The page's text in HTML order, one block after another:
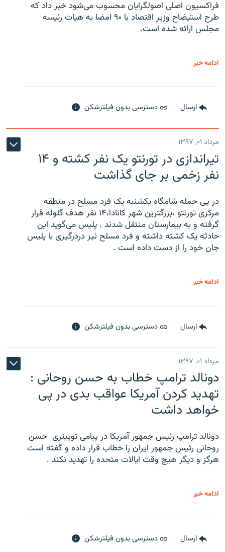
فراکسیون اصلی اصولگرایان محسوب می‌شود خبر داد که
طرح استیضاح وزیر اقتصاد با ۹۰ امضا به هیات رئیسه
مجلس ارائه شده است.
ادامه خبر
ارسال دسترسی بدون فیلترشکن
مرداد ۰۱, ۱۳۹۷
تیراندازی در تورنتو یک نفر کشته و ۱۴
نفر زخمی بر جای گذاشت
در پی حمله شامگاه یکشنبه یک فرد مسلح در منطقه
مرکزی تورنتو ،‌بزرگترین شهر کانادا،۱۴ نفر هدف گلوله قرار
گرفته و به بیمارستان منتقل شدند . پلیس می‌گوید این
حادثه یک کشته داشته و فرد مسلح نیز دردرگیری با پلیس
جان خود را از دست داده است .
ادامه خبر
ارسال دسترسی بدون فیلترشکن
مرداد ۰۱, ۱۳۹۷
دونالد ترامپ خطاب به حسن روحانی :
تهدید کردن آمریکا عواقب بدی در پی
خواهد داشت
دونالد ترامپ رئیس جمهور آمریکا در پیامی توییتری ‌ حسن
روحانی رئیس جمهور ایران را خطاب قرار داده و گفته است
هرگز و دیگر هیچ وقت ایالات متحده را تهدید نکند .
ادامه خبر
ارسال دسترسی بدون فیلترشکن